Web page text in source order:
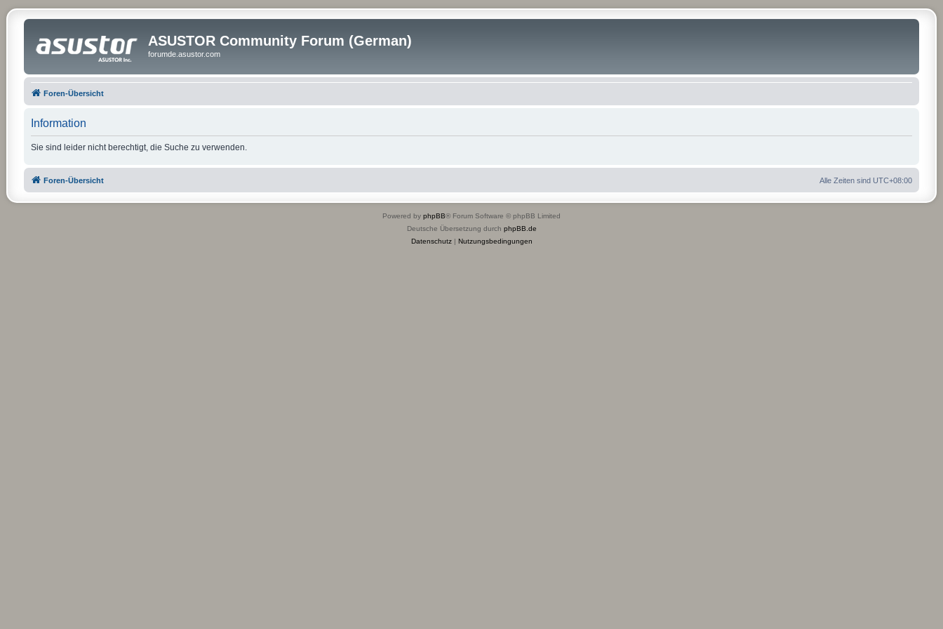
ASUSTOR Community Forum (German)
forumde.asustor.com
Foren-Übersicht
Information
Sie sind leider nicht berechtigt, die Suche zu verwenden.
Foren-Übersicht Alle Zeiten sind UTC+08:00
Powered by phpBB® Forum Software © phpBB Limited
Deutsche Übersetzung durch phpBB.de
Datenschutz| Nutzungsbedingungen